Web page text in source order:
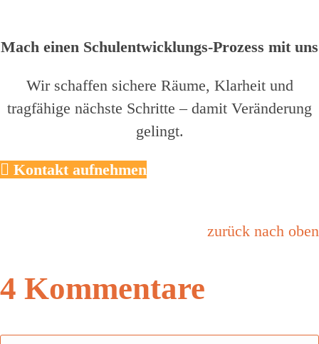
Mach einen Schulentwicklungs-Prozess mit uns
Wir schaffen sichere Räume, Klarheit und
tragfähige nächste Schritte – damit Veränderung
gelingt.
Kontakt aufnehmen
zurück nach oben
4 Kommentare